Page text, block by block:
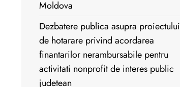
Moldova
Dezbatere publica asupra proiectului
de hotarare privind acordarea
finantarilor nerambursabile pentru
activitati nonprofit de interes public
judetean